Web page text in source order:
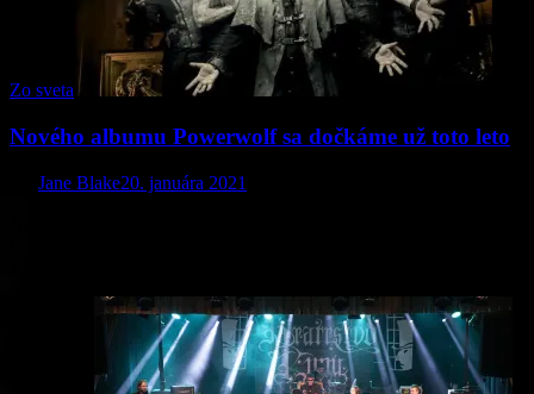
Zo sveta
Nového albumu Powerwolf sa dočkáme už toto leto
Jane Blake20. januára 2021